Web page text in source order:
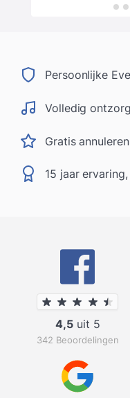
Persoonlijke
Volledig
Gratis
15 jaar
4,5uit 5
342 Beoordelingen